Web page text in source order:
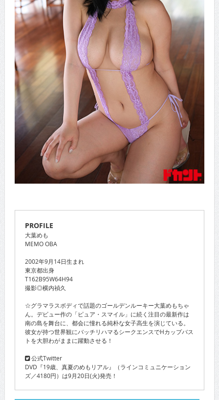
PROFILE
大葉めも
MEMO OBA
2002年9月14日生まれ
東京都出身
T162B95W64H94
撮影◎横内禎久
☆グラマラスボディで話題のゴールデンルーキー大葉めもちゃ
ん。デビュー作の「ピュア・スマイル」に続く注目の最新作は
南の島を舞台に、都会に憧れる純朴な女子高生を演じている。
彼女が持つ世界観にバッチリハマるシークエンスでHカップバス
トを大胆わがままに躍動させる！
公式Twitter
DVD『19歳、真夏のめもリアル』（ラインコミュニケーション
ズ／4180円）は9月20日(火)発売！